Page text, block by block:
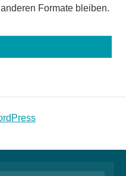
Formate bleiben.